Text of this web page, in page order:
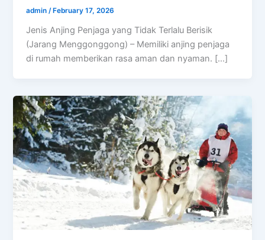
admin/ February 17, 2026
Jenis Anjing Penjaga yang Tidak Terlalu Berisik
(Jarang Menggonggong) – Memiliki anjing penjaga
di rumah memberikan rasa aman dan nyaman. […]